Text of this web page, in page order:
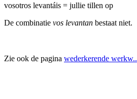
vosotros levantáis = jullie tillen op
De combinatie vos levantan bestaat niet.
Zie ook de pagina wederkerende werkw..